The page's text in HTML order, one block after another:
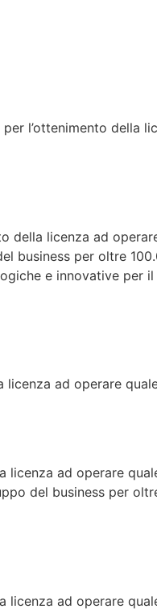
l’ottenimento della
della licenza ad
business per oltre
e innovative per il
licenza ad operare
licenza ad operare
del business per
licenza ad operare